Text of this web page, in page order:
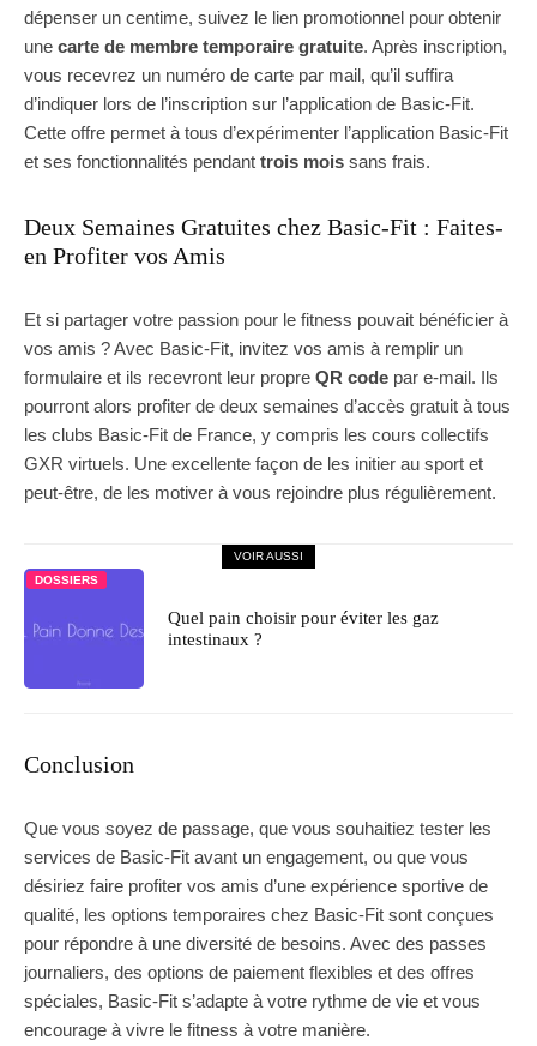
dépenser un centime, suivez le lien promotionnel pour obtenir
une carte de membre temporaire gratuite. Après inscription,
vous recevrez un numéro de carte par mail, qu’il suffira
d’indiquer lors de l’inscription sur l’application de Basic-Fit.
Cette offre permet à tous d’expérimenter l’application Basic-Fit
et ses fonctionnalités pendant trois mois sans frais.
Deux Semaines Gratuites chez Basic-Fit : Faites-
en Profiter vos Amis
Et si partager votre passion pour le fitness pouvait bénéficier à
vos amis ? Avec Basic-Fit, invitez vos amis à remplir un
formulaire et ils recevront leur propre QR code par e-mail. Ils
pourront alors profiter de deux semaines d’accès gratuit à tous
les clubs Basic-Fit de France, y compris les cours collectifs
GXR virtuels. Une excellente façon de les initier au sport et
peut-être, de les motiver à vous rejoindre plus régulièrement.
VOIR AUSSI
DOSSIERS
Quel pain choisir pour éviter les gaz
intestinaux ?
Conclusion
Que vous soyez de passage, que vous souhaitiez tester les
services de Basic-Fit avant un engagement, ou que vous
désiriez faire profiter vos amis d’une expérience sportive de
qualité, les options temporaires chez Basic-Fit sont conçues
pour répondre à une diversité de besoins. Avec des passes
journaliers, des options de paiement flexibles et des offres
spéciales, Basic-Fit s’adapte à votre rythme de vie et vous
encourage à vivre le fitness à votre manière.